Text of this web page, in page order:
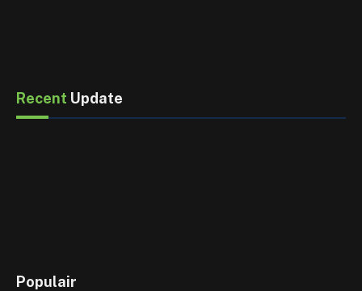
Recent Update
Populair